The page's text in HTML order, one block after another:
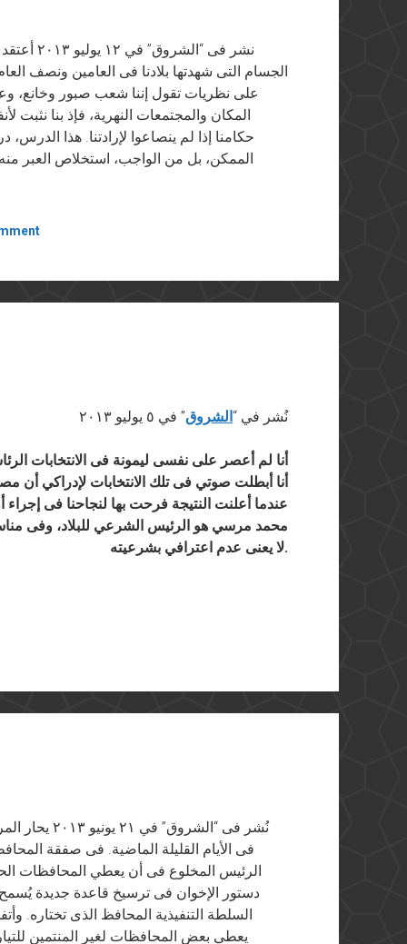
نشر فى
الجسام التى شهدتها بلادنا فى العامين ونصف
على نظريات تقول إننا شعب صبور وخانع،
المكان والمجتمعات النهرية، فإذ بنا نثبت
حكامنا إذا لم ينصاعوا لإرادتنا. هذا
الممكن، بل من الواجب، استخلاص العبر
نُشر في “الشروق” في ٥ يوليو ٢٠١٣
أنا لم أعصر على نفسى ليمونة فى الانتخابات
أنا أبطلت صوتي فى تلك الانتخابات
عندما أعلنت النتيجة فرحت بها لنجاحنا فى
محمد مرسي هو الرئيس الشرعي للبلاد، وفى
لا يعنى عدم اعترافي بشرعيته.
نُشر فى
فى الأيام القليلة الماضية. فى صفقة
الرئيس المخلوع فى أن يعطي المحافظات
دستور الإخوان فى ترسيخ قاعدة جديدة
السلطة التنفيذية المحافظ الذى تختاره.
يعطي بعض المحافظات لغير المنتمين